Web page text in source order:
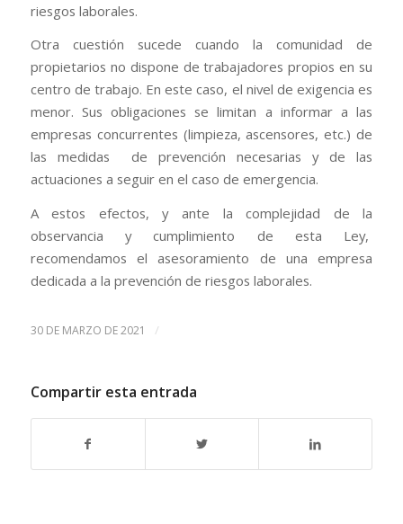
riesgos laborales.
Otra cuestión sucede cuando la comunidad de
propietarios no dispone de trabajadores propios en su
centro de trabajo. En este caso, el nivel de exigencia es
menor. Sus obligaciones se limitan a informar a las
empresas concurrentes (limpieza, ascensores, etc.) de
las medidas de prevención necesarias y de las
actuaciones a seguir en el caso de emergencia.
A estos efectos, y ante la complejidad de la
observancia y cumplimiento de esta Ley,
recomendamos el asesoramiento de una empresa
dedicada a la prevención de riesgos laborales.
30 DE MARZO DE 2021 /
Compartir esta entrada